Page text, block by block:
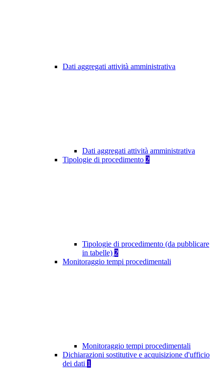
Dati aggregati attività amministrativa
Dati aggregati attività amministrativa
Tipologie di procedimento 2
Tipologie di procedimento (da pubblicare
in tabelle) 2
Monitoraggio tempi procedimentali
Monitoraggio tempi procedimentali
Dichiarazioni sostitutive e acquisizione d'ufficio
dei dati 1